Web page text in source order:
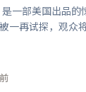
一部美国出品的
一再试探，观众
落信息密度高，
枝裕和执导，堺
、汤唯等联袂出